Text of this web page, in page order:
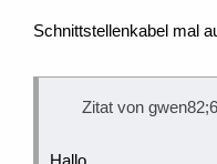
Schnittstellenkabel mal
Zitat von
Hallo,